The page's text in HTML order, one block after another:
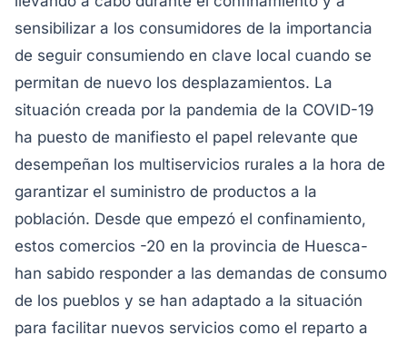
sensibilizar a los consumidores de la importancia
de seguir consumiendo en clave local cuando se
permitan de nuevo los desplazamientos. La
situación creada por la pandemia de la COVID-19
ha puesto de manifiesto el papel relevante que
desempeñan los multiservicios rurales a la hora de
garantizar el suministro de productos a la
población. Desde que empezó el confinamiento,
estos comercios -20 en la provincia de Huesca-
han sabido responder a las demandas de consumo
de los pueblos y se han adaptado a la situación
para facilitar nuevos servicios como el reparto a